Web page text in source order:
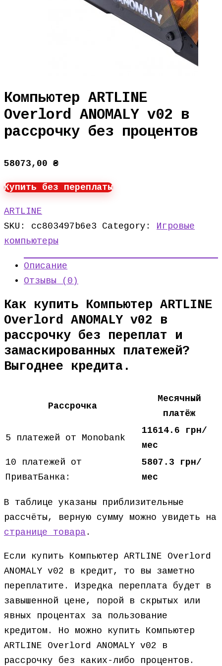
Компьютер ARTLINE
Overlord ANOMALY v02 в
рассрочку без процентов
58073,00 ₴
Купить без переплаты
ARTLINE
SKU: cc803497b6e3 Category: Игровые
компьютеры
Описание
Отзывы (0)
Как купить Компьютер ARTLINE
Overlord ANOMALY v02 в
рассрочку без переплат и
замаскированных платежей?
Выгоднее кредита.
Рассрочка
Месячный
платёж
5 платежей от Monobank
11614.6 грн/
мес
10 платежей от
ПриватБанка:
5807.3 грн/
мес
В таблице указаны приблизительные
рассчёты, верную сумму можно увидеть на
странице товара .
Если купить Компьютер ARTLINE Overlord
ANOMALY v02 в кредит, то вы заметно
переплатите. Изредка переплата будет в
завышенной цене, порой в скрытых или
явных процентах за пользование
кредитом. Но можно купить Компьютер
ARTLINE Overlord ANOMALY v02 в
рассрочку без каких-либо процентов.